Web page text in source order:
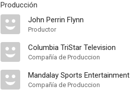
Producción
John Perrin Flynn
Productor
Columbia TriStar Television
Compañía de Produccion
Mandalay Sports Entertainment
Compañía de Produccion